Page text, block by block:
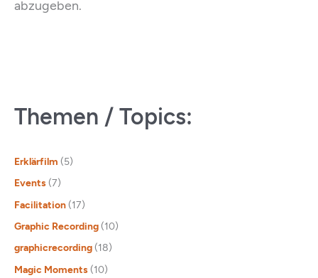
abzugeben.
Themen / Topics:
Erklärfilm (5)
Events (7)
Facilitation (17)
Graphic Recording (10)
graphicrecording (18)
Magic Moments (10)